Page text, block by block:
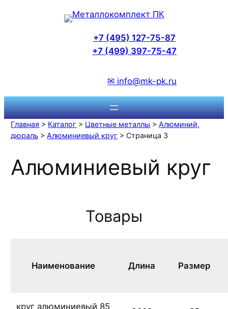
+7 (495) 127-75-87
+7 (499) 397-75-47
✉ info@mk-pk.ru
Главная > Каталог > Цветные металлы >Алюминий,
дюраль >Алюминиевый круг > Страница 3
Алюминиевый круг
Товары
Наименование Длина Размер
круг алюминиевый 85